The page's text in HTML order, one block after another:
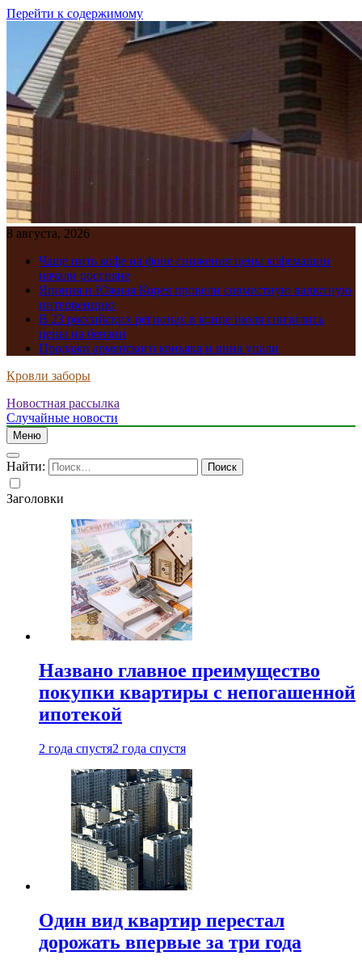
Перейти к содержимому
8 августа, 2026
Чаще пить кофе на фоне снижения цены кофемашин
начали россияне
Япония и Южная Корея провели совместную валютную
интервенцию
В 23 российских регионах в конце июля снизились
цены на бензин
Продажи армянского коньяка и вина упали
Кровли заборы
Новостная рассылка
Случайные новости
Меню
Найти:
Заголовки
Названо главное преимущество
покупки квартиры с непогашенной
ипотекой
2 года спустя2 года спустя
Один вид квартир перестал
дорожать впервые за три года